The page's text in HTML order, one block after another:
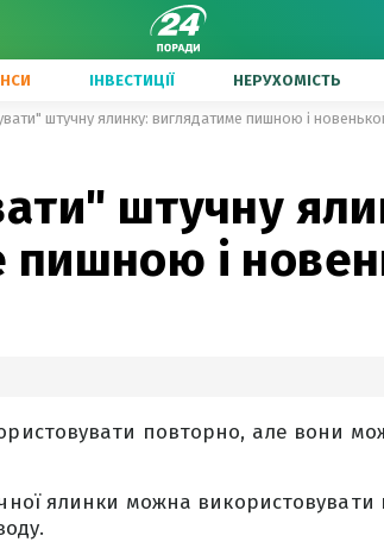
ІНВЕСТИЦІЇ НЕРУХОМІСТЬ
штучну ялинку: виглядатиме пишною і
штучну
пишною і
повторно, але вони
ялинки можна використовувати